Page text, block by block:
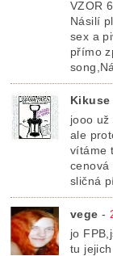
VZOR
Násilí
sex a
přímo
Kikuse
jooo už
ale
vítáme
cenová
sličná
vege -
jo
tu